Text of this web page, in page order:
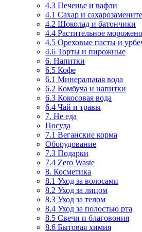
4.3 Печенье и вафли
4.1 Сахар и
4.2 Шоколад и батончики
4.4 Растительное
4.5 Ореховые пасты и
4.6 Торты и пирожные
6. Напитки
6.5 Кофе
6.1 Минеральная вода
6.2 Комбуча и напитки
6.3 Кокосовая вода
6.4 Чай и травы
7. Не еда
Посуда
7.1 Веганские корма
Оборудование
7.3 Подарки
7.4 Zero Waste
8. Косметика
8.1 Уход за волосами
8.2 Уход за лицом
8.3 Уход за телом
8.4 Уход за полостью рта
8.5 Свечи и благовония
8.6 Бытовая химия